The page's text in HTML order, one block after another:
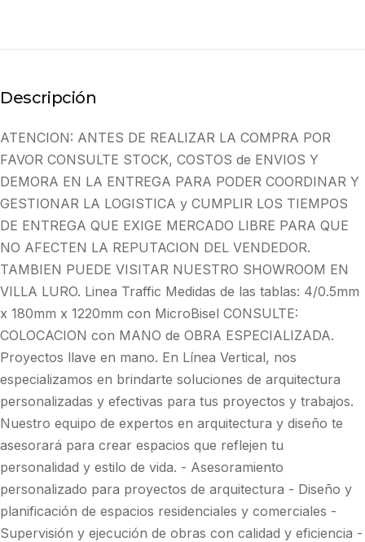
Descripción
ATENCION: ANTES DE REALIZAR LA COMPRA POR
FAVOR CONSULTE STOCK, COSTOS de ENVIOS Y
DEMORA EN LA ENTREGA PARA PODER COORDINAR Y
GESTIONAR LA LOGISTICA y CUMPLIR LOS TIEMPOS
DE ENTREGA QUE EXIGE MERCADO LIBRE PARA QUE
NO AFECTEN LA REPUTACION DEL VENDEDOR.
TAMBIEN PUEDE VISITAR NUESTRO SHOWROOM EN
VILLA LURO. Linea Traffic Medidas de las tablas: 4/0.5mm
x 180mm x 1220mm con MicroBisel CONSULTE:
COLOCACION con MANO de OBRA ESPECIALIZADA.
Proyectos llave en mano. En Línea Vertical, nos
especializamos en brindarte soluciones de arquitectura
personalizadas y efectivas para tus proyectos y trabajos.
Nuestro equipo de expertos en arquitectura y diseño te
asesorará para crear espacios que reflejen tu
personalidad y estilo de vida. - Asesoramiento
personalizado para proyectos de arquitectura - Diseño y
planificación de espacios residenciales y comerciales -
Supervisión y ejecución de obras con calidad y eficiencia -